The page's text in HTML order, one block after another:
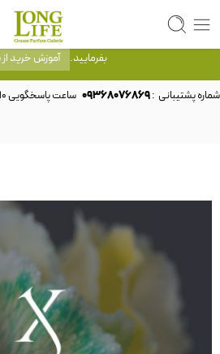
توجه! برند لانگ لایف رایحه های معروف را با
عرضه می کند.که با انتخاب حجم هر ادکلنی می
بفرمایید. آموزش خرید
شماره پشتیبانی :09368076869